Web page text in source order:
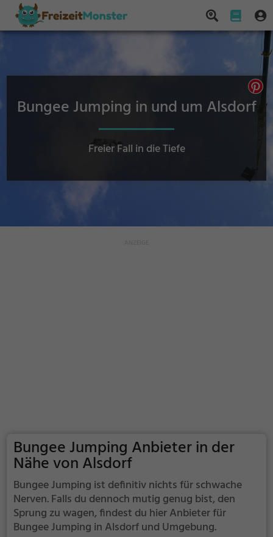
Bungee Jumping in und um Alsdorf
Freier Fall in die Tiefe
Bungee Jumping Anbieter in der
Nähe von Alsdorf
Bungee Jumping ist definitiv nichts für schwache
Nerven. Falls du dennoch mutig genug bist, den
Sprung zu wagen, findest du hier Anbieter für
Bungee Jumping in Alsdorf und Umgebung.